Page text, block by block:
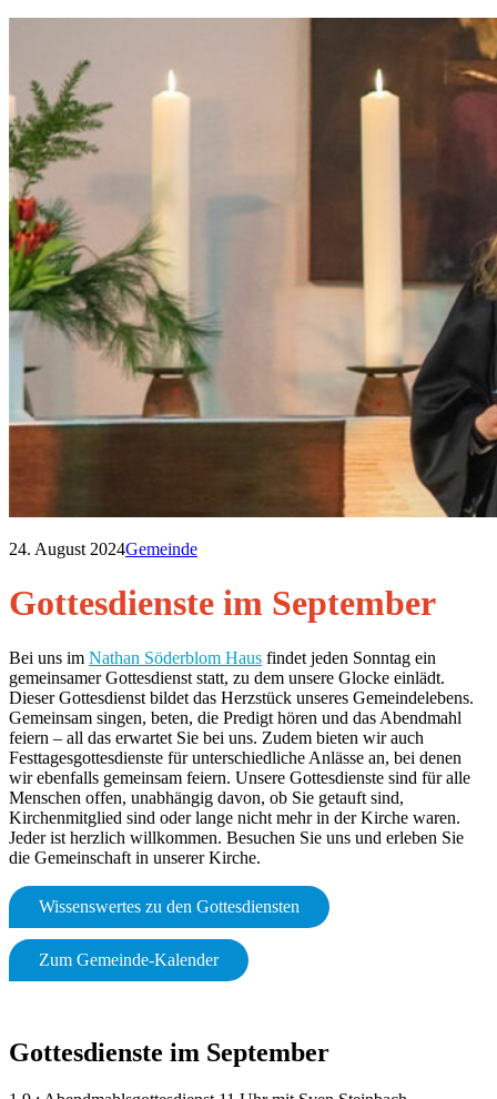
24. August 2024Gemeinde
Gottesdienste im September
Bei uns im Nathan Söderblom Haus findet jeden Sonntag ein
gemeinsamer Gottesdienst statt, zu dem unsere Glocke einlädt.
Dieser Gottesdienst bildet das Herzstück unseres Gemeindelebens.
Gemeinsam singen, beten, die Predigt hören und das Abendmahl
feiern – all das erwartet Sie bei uns. Zudem bieten wir auch
Festtagesgottesdienste für unterschiedliche Anlässe an, bei denen
wir ebenfalls gemeinsam feiern. Unsere Gottesdienste sind für alle
Menschen offen, unabhängig davon, ob Sie getauft sind,
Kirchenmitglied sind oder lange nicht mehr in der Kirche waren.
Jeder ist herzlich willkommen. Besuchen Sie uns und erleben Sie
die Gemeinschaft in unserer Kirche.
Wissenswertes zu den Gottesdiensten
Zum Gemeinde-Kalender
Gottesdienste im September